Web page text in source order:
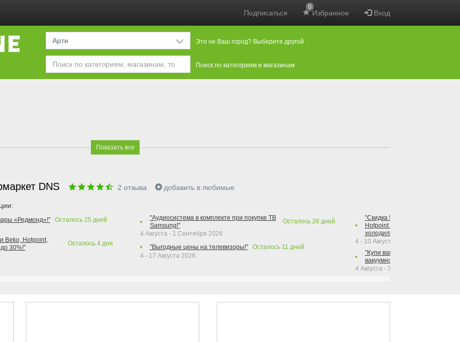
Подписаться Избранное
0
Вход
Арти Это не Ваш город? Выберите другой
Поиск по категориям и магазинам
Показать все
DNS 2 отзыва добавить в любимые
«Редмонд»!" Осталось 25 дней
Beko, Hotpoint,
30%!"
Осталось 4дня
"Аудиосистема в комплекте при покупке ТВ
Samsung!"
Осталось 26 дней
4 Августа - 1 Сентября 2026
"Выгодные цены на телевизоры!"
Осталось 11 дней
4 - 17 Августа 2026
"Скидка 50% на варочную
Hotpoint при покупке духового
холодильника Hotpoint!"
4 - 10 Августа 2026
"Купи вакуумный упаковщик +
вакуумного упаковщика =
4 Августа - 30 Сентября 2026